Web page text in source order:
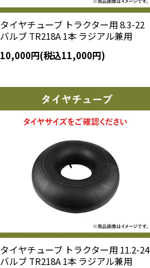
タイヤチューブ トラクター用 8.3-22
バルブ TR218A 1本 ラジアル兼用
10,000円(税込11,000円)
タイヤチューブ トラクター用 11.2-24
バルブ TR218A 1本 ラジアル兼用